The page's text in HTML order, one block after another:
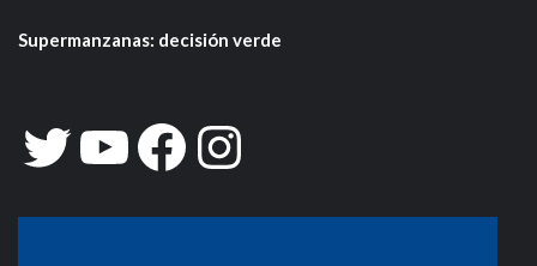
Supermanzanas: decisión verde
Twitter
YouTube
Facebook
Instagram